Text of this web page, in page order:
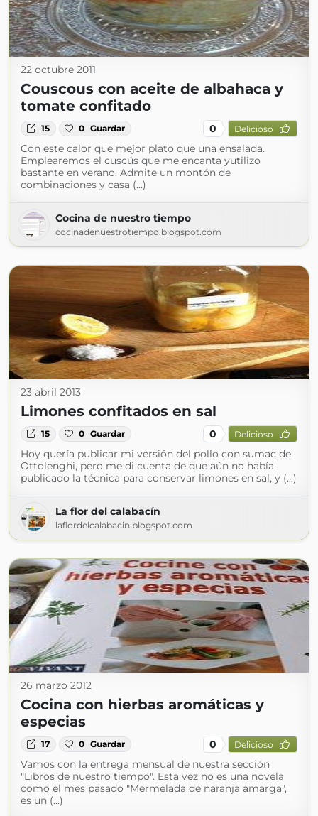
22 octubre 2011
Couscous con aceite de albahaca y
tomate confitado
15 0 Guardar 0 Delicioso
Con este calor que mejor plato que una ensalada.
Emplearemos el cuscús que me encanta yutilizo
bastante en verano. Admite un montón de
combinaciones y casa (...)
Cocina de nuestro tiempo
cocinadenuestrotiempo.blogspot.com
23 abril 2013
Limones confitados en sal
15 0 Guardar 0 Delicioso
Hoy quería publicar mi versión del pollo con sumac de
Ottolenghi, pero me di cuenta de que aún no había
publicado la técnica para conservar limones en sal, y (...)
La flor del calabacín
laflordelcalabacin.blogspot.com
26 marzo 2012
Cocina con hierbas aromáticas y
especias
17 0 Guardar 0 Delicioso
Vamos con la entrega mensual de nuestra sección
"Libros de nuestro tiempo". Esta vez no es una novela
como el mes pasado "Mermelada de naranja amarga",
es un (...)